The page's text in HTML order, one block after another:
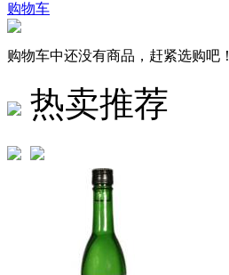
购物车
购物车中还没有商品，赶紧选购吧！
热卖推荐